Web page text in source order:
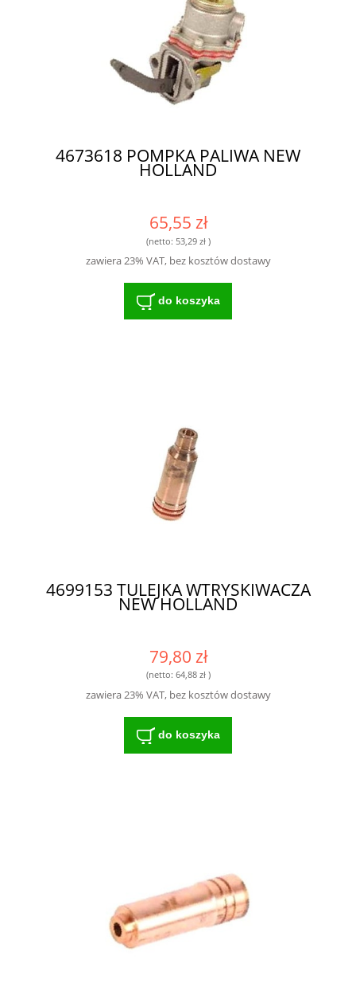
4673618 POMPKA PALIWA NEW
HOLLAND
65,55 zł
(netto: 53,29 zł)
zawiera 23% VAT, bez kosztów dostawy
do koszyka
4699153 TULEJKA WTRYSKIWACZA
NEW HOLLAND
79,80 zł
(netto: 64,88 zł)
zawiera 23% VAT, bez kosztów dostawy
do koszyka